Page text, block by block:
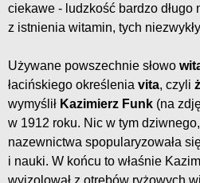
ciekawe - ludzkość bardzo długo
z istnienia witamin, tych
Używane powszechnie słowo
łacińskiego określenia vita, czyli
wymyślił Kazimierz Funk (na
w 1912 roku. Nic w tym
nazewnictwa spopularyzowała
i nauki. W końcu to właśnie
wyizolował z otrębów ryżowych